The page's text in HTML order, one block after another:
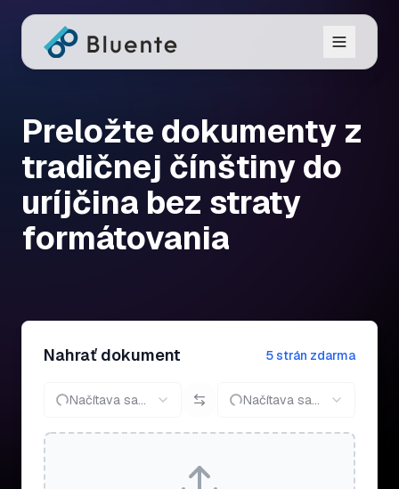
Preložte dokumenty z
tradičnej čínštiny do
uríjčina bez straty
formátovania
Nahrať dokument 5 strán zdarma
Načítava sa... Načítava sa...